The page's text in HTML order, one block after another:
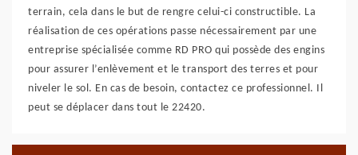
terrain, cela dans le but de rengre celui-ci constructible. La
réalisation de ces opérations passe nécessairement par une
entreprise spécialisée comme RD PRO qui possède des engins
pour assurer l’enlèvement et le transport des terres et pour
niveler le sol. En cas de besoin, contactez ce professionnel. Il
peut se déplacer dans tout le 22420.